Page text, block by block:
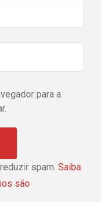
para a
spam. Saiba
são